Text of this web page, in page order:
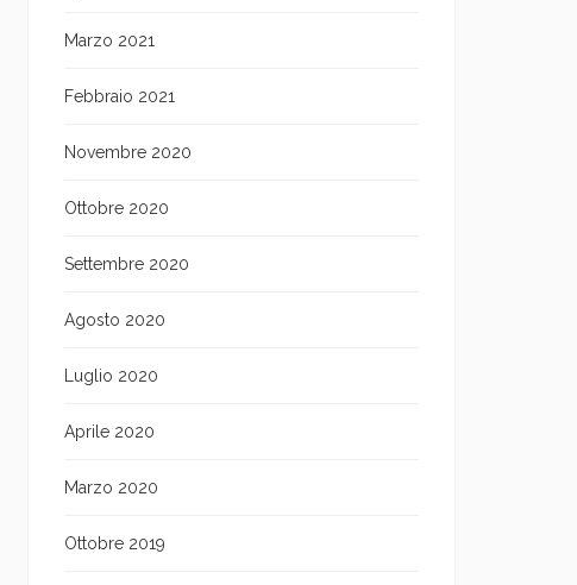
Marzo 2021
Febbraio 2021
Novembre 2020
Ottobre 2020
Settembre 2020
Agosto 2020
Luglio 2020
Aprile 2020
Marzo 2020
Ottobre 2019